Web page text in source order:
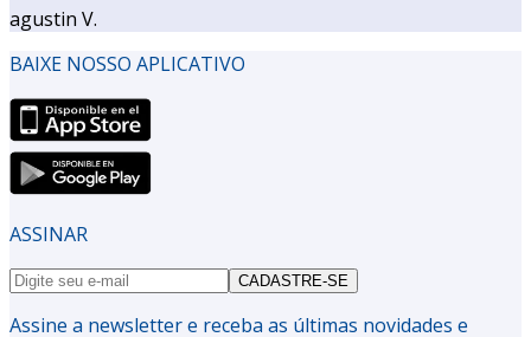
agustin V.
BAIXE NOSSO APLICATIVO
ASSINAR
CADASTRE-SE
Assine a newsletter e receba as últimas novidades e